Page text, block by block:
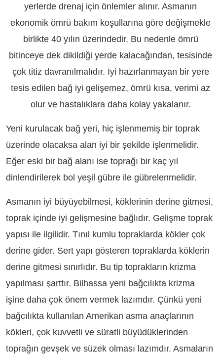
yerlerde drenaj için önlemler alınır. Asmanın
ekonomik ömrü bakım koşullarına göre değişmekle
birlikte 40 yılın üzerindedir. Bu nedenle ömrü
bitinceye dek dikildiği yerde kalacağından, tesisinde
çok titiz davranılmalıdır. İyi hazırlanmayan bir yere
tesis edilen bağ iyi gelişemez, ömrü kısa, verimi az
olur ve hastalıklara daha kolay yakalanır.
Yeni kurulacak bağ yeri, hiç işlenmemiş bir toprak
üzerinde olacaksa alan iyi bir şekilde işlenmelidir.
Eğer eski bir bağ alanı ise toprağı bir kaç yıl
dinlendirilerek bol yeşil gübre ile gübrelenmelidir.
Asmanın iyi büyüyebilmesi, köklerinin derine gitmesi,
toprak içinde iyi gelişmesine bağlıdır. Gelişme toprak
yapısı ile ilgilidir. Tınıl kumlu topraklarda kökler çok
derine gider. Sert yapı gösteren topraklarda köklerin
derine gitmesi sınırlıdır. Bu tip toprakların krizma
yapılması şarttır. Bilhassa yeni bağcılıkta krizma
işine daha çok önem vermek lazımdır. Çünkü yeni
bağcılıkta kullanılan Amerikan asma anaçlarının
kökleri, çok kuvvetli ve süratli büyüdüklerinden
toprağın gevşek ve süzek olması lazımdır. Asmaların